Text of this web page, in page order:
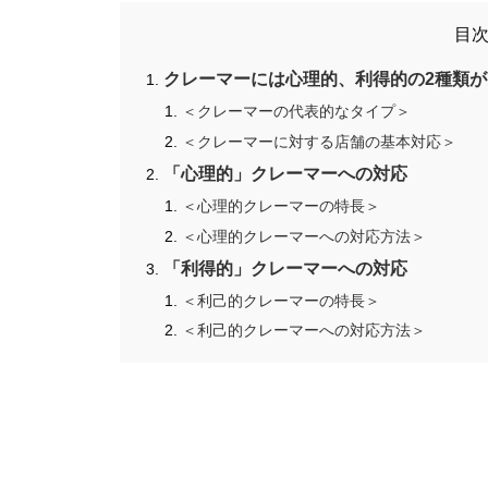
目次
クレーマーには心理的、利得的の2種類
＜クレーマーの代表的なタイプ＞
＜クレーマーに対する店舗の基本対応＞
「心理的」クレーマーへの対応
＜心理的クレーマーの特長＞
＜心理的クレーマーへの対応方法＞
「利得的」クレーマーへの対応
＜利己的クレーマーの特長＞
＜利己的クレーマーへの対応方法＞